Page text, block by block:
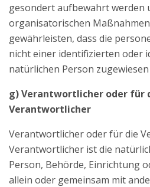
gesondert aufbewahrt werden
organisatorischen
gewährleisten, dass die
nicht einer identifizierten oder
natürlichen Person
g) Verantwortlicher oder für
Verantwortlicher
Verantwortlicher oder für die
Verantwortlicher ist die
Person, Behörde, Einrichtung
allein oder gemeinsam mit